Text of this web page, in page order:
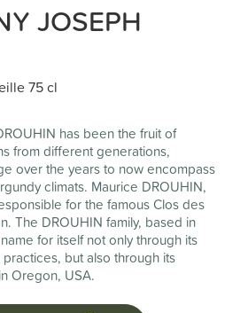
JOSEPH
75 cl
has been the fruit of
from different generations,
over the years to now encompass
climats. Maurice DROUHIN,
for the famous Clos des
The DROUHIN family, based in
for itself not only through its
but also through its
Oregon, USA.